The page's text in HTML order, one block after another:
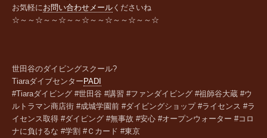
お気軽にお問い合わせメール くださいね
☆～～☆～～☆～～☆～～☆～～☆～～☆
世田谷のダイビングスクール?
Tiaraダイブセンター PADI
#Tiaraダイビング #世田谷 #講習 #ファンダイビング #祖師谷大蔵 #ウ
ルトラマン商店街 #成城学園前 #ダイビングショップ #ライセンス #ラ
イセンス取得 #ダイビング #無事故 #安心 #オープンウォーター #コロ
ナに負けるな #学割 #Ｃカード #東京